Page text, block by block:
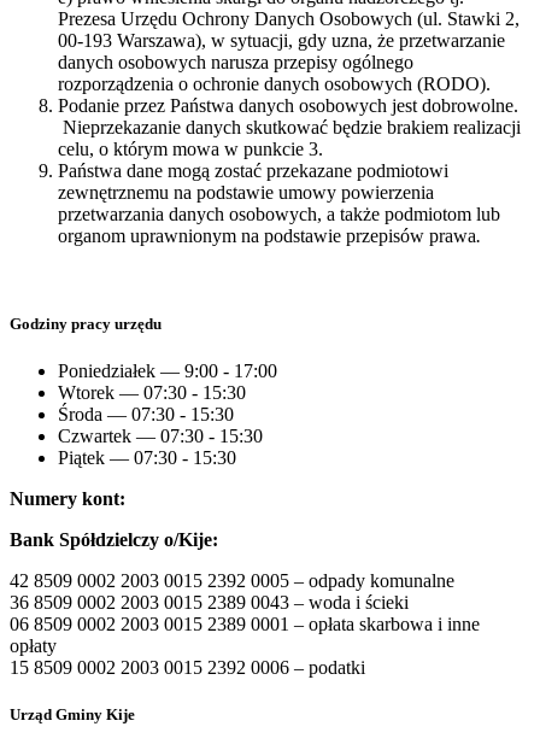
Prezesa Urzędu Ochrony Danych Osobowych (ul. Stawki 2,
00-193 Warszawa), w sytuacji, gdy uzna, że przetwarzanie
danych osobowych narusza przepisy ogólnego
rozporządzenia o ochronie danych osobowych (RODO).
Podanie przez Państwa danych osobowych jest dobrowolne.
Nieprzekazanie danych skutkować będzie brakiem realizacji
celu, o którym mowa w punkcie 3.
Państwa dane mogą zostać przekazane podmiotowi
zewnętrznemu na podstawie umowy powierzenia
przetwarzania danych osobowych, a także podmiotom lub
organom uprawnionym na podstawie przepisów prawa.
Godziny pracy urzędu
Poniedziałek — 9:00 - 17:00
Wtorek — 07:30 - 15:30
Środa — 07:30 - 15:30
Czwartek — 07:30 - 15:30
Piątek — 07:30 - 15:30
Numery kont:
Bank Spółdzielczy o/Kije:
42 8509 0002 2003 0015 2392 0005 – odpady komunalne
36 8509 0002 2003 0015 2389 0043 – woda i ścieki
06 8509 0002 2003 0015 2389 0001 – opłata skarbowa i inne
opłaty
15 8509 0002 2003 0015 2392 0006 – podatki
Urząd Gminy Kije